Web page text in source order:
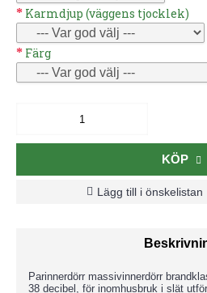
Karmdjup (väggens tjocklek)
Färg
KÖP
Lägg till i önskelistan
Parinnerdörr massivinnerdörr
38 decibel, för inomhusbruk i slät